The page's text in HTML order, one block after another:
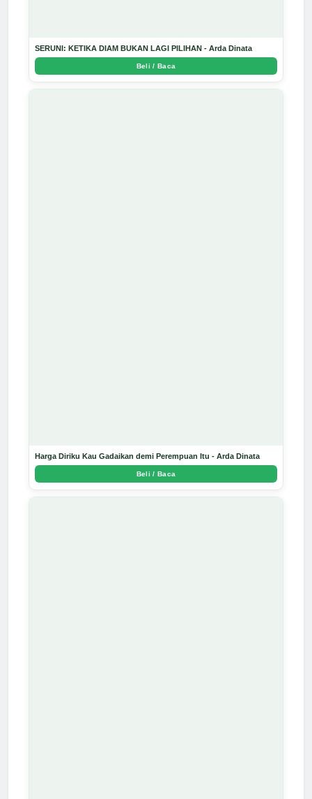
SERUNI: KETIKA DIAM BUKAN LAGI PILIHAN - Arda Dinata
Beli / Baca
Harga Diriku Kau Gadaikan demi Perempuan Itu - Arda Dinata
Beli / Baca